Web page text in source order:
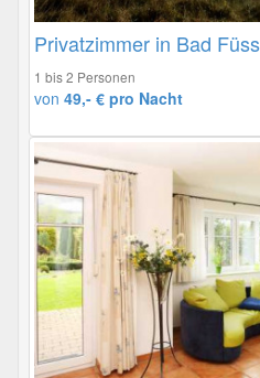
Privatzimmer in Bad
1 bis 2 Personen
von 49,- € pro Nacht